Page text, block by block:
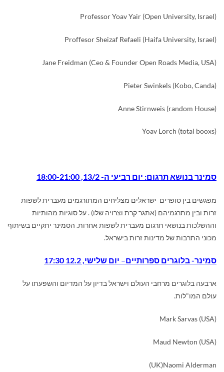
Professor Yoav Yair (Open University, Israel)
Proffesor Sheizaf Refaeli (Haifa University, Israel)
Jane Freidman (Ceo & Founder Open Roads Media, USA)
Pieter Swinkels (Kobo, Canda)
Anne Stirnweis (random House)
Yoav Lorch (total booxs)
סמינר בנושא תרגום: יום רביעי ה- 13/2, 18:00-21:00
מפגשים בין סופרים ישראלים מצליחים המתורגמים מעברית לשפות
זרות ובין מתרגמיהם (אתגר קרת וצרויה שלו) . על סוגיות מהותיות
וההשלכות בנושאי תרגום מעברית לשפות אחרות. הסמינר יתקיים בשיתוף
מכוני התרבות של מדינות זרות בישראל.
סמינר- בלוגרים ספרותיים– יום שלישי, 12.2 17:30
ארבעה בלוגרים מרחבי העולם וישראל בדיון על המדיום והשפעתו על
עולם המו"לות.
Mark Sarvas (USA)
Maud Newton (USA)
Naomi Alderman
(UK)